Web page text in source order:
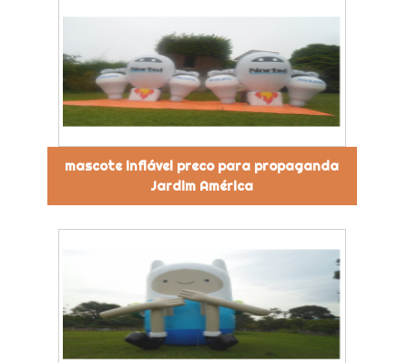
mascote inflável preco para propaganda
Jardim América